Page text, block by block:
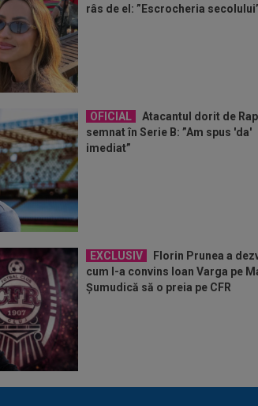
râs de el: ”Escrocheria
OFICIAL
Atacantul dorit de
semnat în Serie B: ”Am spus 'da'
imediat”
EXCLUSIV
Florin Prunea a
cum l-a convins Ioan Varga pe
Șumudică să o preia pe CFR